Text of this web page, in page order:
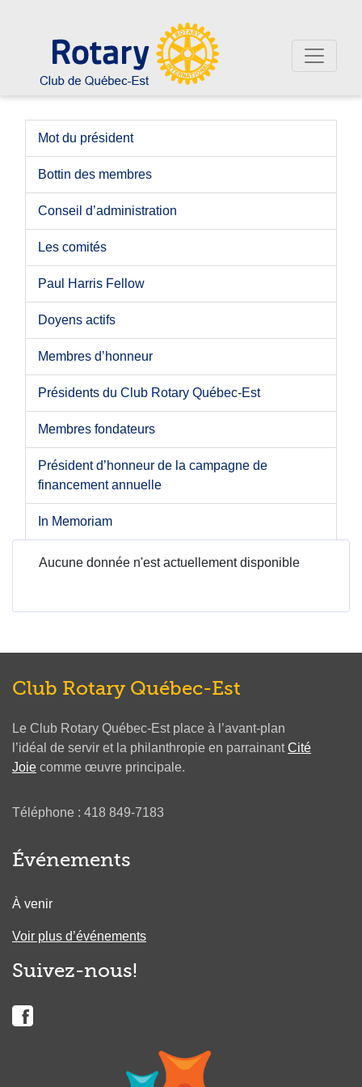
Mot du président
Bottin des membres
Conseil d’administration
Les comités
Paul Harris Fellow
Doyens actifs
Membres d’honneur
Présidents du Club Rotary Québec-Est
Membres fondateurs
Président d’honneur de la campagne de
financement annuelle
In Memoriam
Aucune donnée n'est actuellement disponible
Club Rotary Québec-Est
Le Club Rotary Québec-Est place à l’avant-plan
l’idéal de servir et la philanthropie en parrainantCité
Joie comme œuvre principale.
Téléphone : 418 849-7183
Événements
À venir
Voir plus d’événements
Suivez-nous!